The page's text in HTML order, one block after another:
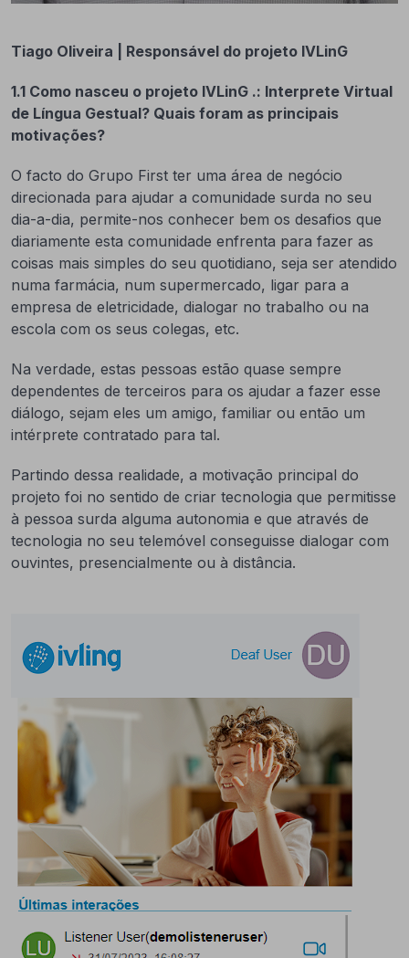
Tiago Oliveira | Responsável do projeto IVLinG
1.1 Como nasceu o projeto IVLinG .: Interprete Virtual
de Língua Gestual? Quais foram as principais
motivações?
O facto do Grupo First ter uma área de negócio
direcionada para ajudar a comunidade surda no seu
dia-a-dia, permite-nos conhecer bem os desafios que
diariamente esta comunidade enfrenta para fazer as
coisas mais simples do seu quotidiano, seja ser atendido
numa farmácia, num supermercado, ligar para a
empresa de eletricidade, dialogar no trabalho ou na
escola com os seus colegas, etc.
Na verdade, estas pessoas estão quase sempre
dependentes de terceiros para os ajudar a fazer esse
diálogo, sejam eles um amigo, familiar ou então um
intérprete contratado para tal.
Partindo dessa realidade, a motivação principal do
projeto foi no sentido de criar tecnologia que permitisse
à pessoa surda alguma autonomia e que através de
tecnologia no seu telemóvel conseguisse dialogar com
ouvintes, presencialmente ou à distância.